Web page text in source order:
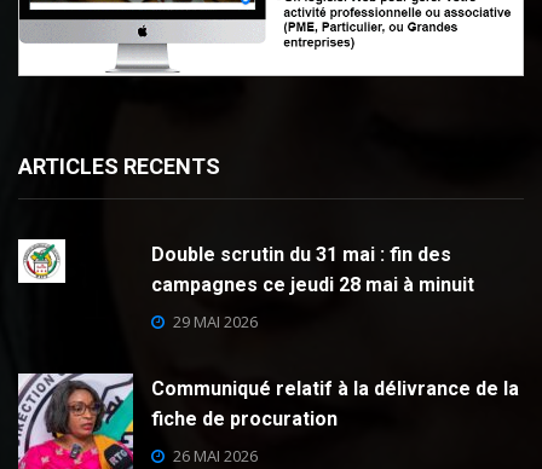
ARTICLES RECENTS
Double scrutin du 31 mai : fin des
campagnes ce jeudi 28 mai à minuit
29 MAI 2026
Communiqué relatif à la délivrance de la
fiche de procuration
26 MAI 2026